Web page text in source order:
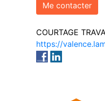
Me contacter
COURTAGE
https://